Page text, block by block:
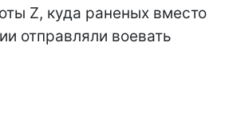
Z, куда раненых вместо
отправляли воевать